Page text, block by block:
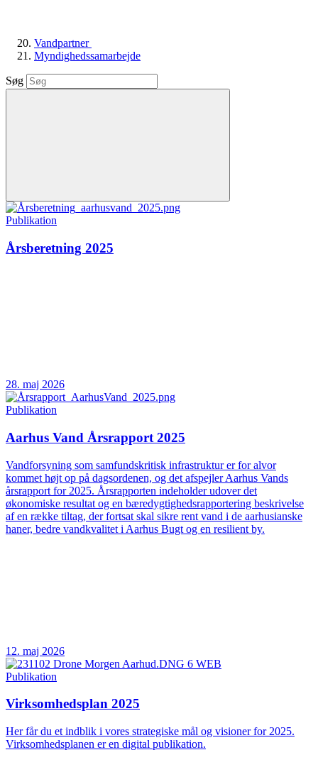
Vandpartner
Myndighedssamarbejde
Søg
Publikation
Årsberetning 2025
28. maj 2026
Publikation
Aarhus Vand Årsrapport 2025
Vandforsyning som samfundskritisk infrastruktur er for alvor
kommet højt op på dagsordenen, og det afspejler Aarhus Vands
årsrapport for 2025. Årsrapporten indeholder udover det
økonomiske resultat og en bæredygtighedsrapportering beskrivelse
af en række tiltag, der fortsat skal sikre rent vand i de aarhusianske
haner, bedre vandkvalitet i Aarhus Bugt og en resilient by.
12. maj 2026
Publikation
Virksomhedsplan 2025
Her får du et indblik i vores strategiske mål og visioner for 2025.
Virksomhedsplanen er en digital publikation.